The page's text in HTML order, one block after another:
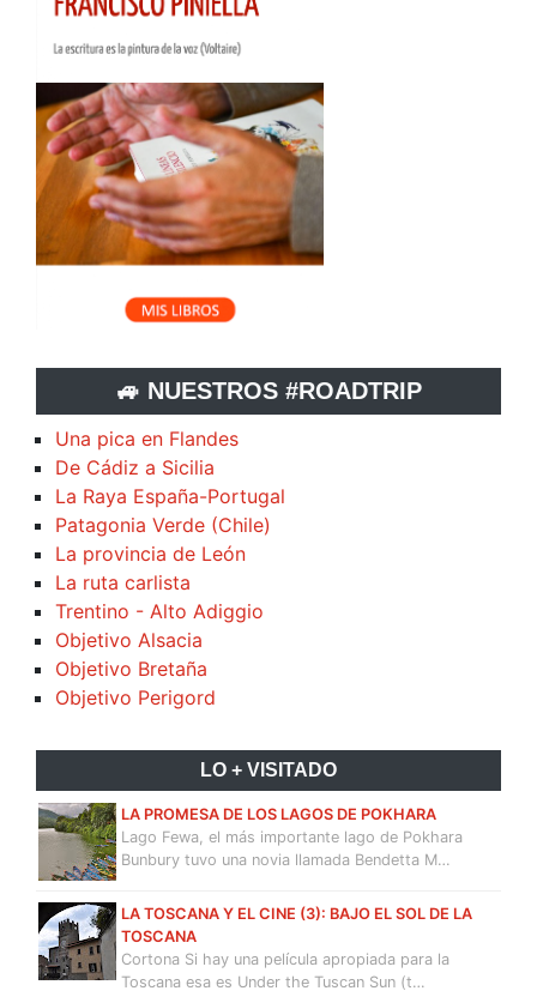
🚙 NUESTROS #ROADTRIP
Una pica en Flandes
De Cádiz a Sicilia
La Raya España-Portugal
Patagonia Verde (Chile)
La provincia de León
La ruta carlista
Trentino - Alto Adiggio
Objetivo Alsacia
Objetivo Bretaña
Objetivo Perigord
LO + VISITADO
LA PROMESA DE LOS LAGOS DE POKHARA
Lago Fewa, el más importante lago de Pokhara
Bunbury tuvo una novia llamada Bendetta M…
LA TOSCANA Y EL CINE (3): BAJO EL SOL DE LA
TOSCANA
Cortona Si hay una película apropiada para la
Toscana esa es Under the Tuscan Sun (t…